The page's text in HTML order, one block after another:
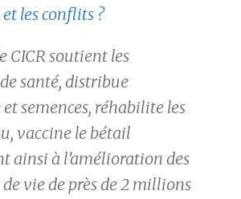
et les conflits ?
CICR soutient les
santé, distribue
semences, réhabilite les
vaccine le bétail
ainsi à l’amélioration des
vie de près de 2 millions